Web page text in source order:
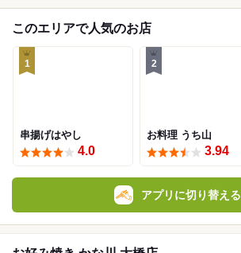
このエリアで人気のお店
1
串揚げはやし
4.0
2
お料理 うち山
3.94
アプリに切り替える